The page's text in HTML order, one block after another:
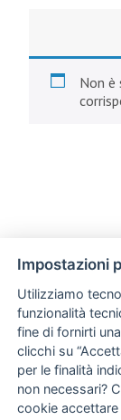
Non
Impostazioni
Utilizziamo
funzionalità
fine di fornirti
clicchi su
per le finalità
non necessari?
cookie accettare